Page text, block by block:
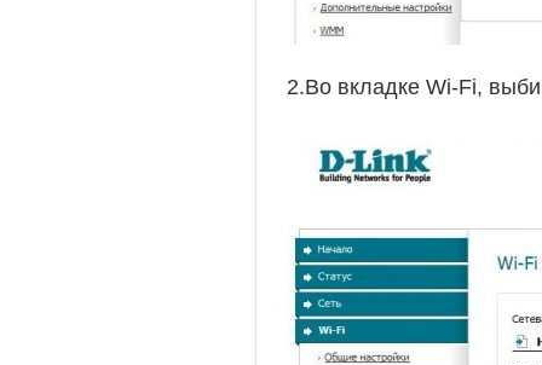
2.Во вкладке Wi-Fi,